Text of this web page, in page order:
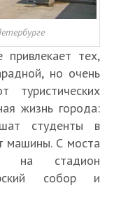
привлекает тех,
но очень
жизнь города:
студенты в
машины. С моста
на стадион
собор и